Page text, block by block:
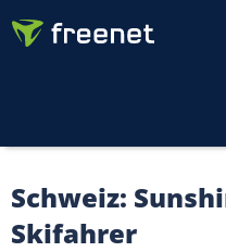
Schweiz:
Skifahrer